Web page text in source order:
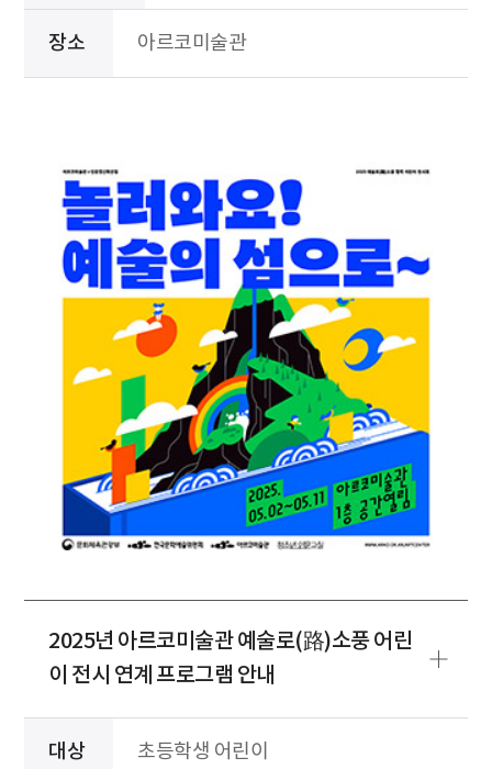
장소 아르코미술관
2025년 아르코미술관 예술로(路)소풍 어린
이 전시 연계 프로그램 안내
대상 초등학생 어린이